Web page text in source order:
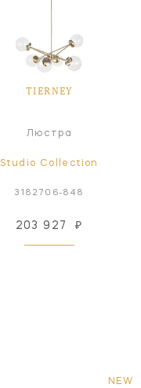
TIERNEY
Люстра
Studio Collection
3182706-848
203 927 ₽
NEW